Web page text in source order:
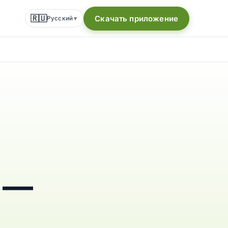
🇷🇺Русский▾ Скачать приложение
—